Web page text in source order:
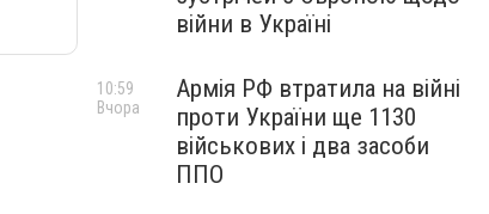
війни в Україні
Армія РФ втратила на війні
проти України ще 1130
військових і два засоби
ППО
10:59
Вчора